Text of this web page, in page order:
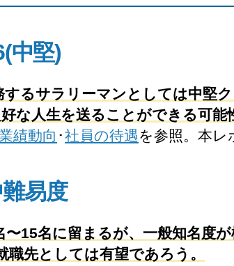
中堅)
するサラリーマンとしては中堅
な人生を送ることができる可能
績動向 ･社員の待遇を参照。本レ
易度
15名に留まるが、一般知名度
職先としては有望であろう。